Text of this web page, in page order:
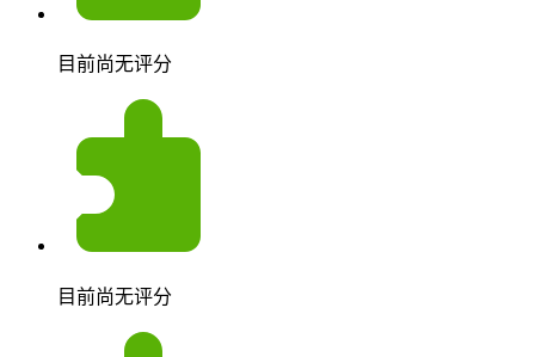
目前尚无评分
目前尚无评分